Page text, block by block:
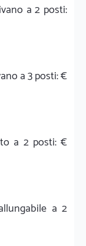
a 2 posti:
a 3 posti: €
a 2 posti: €
a 2